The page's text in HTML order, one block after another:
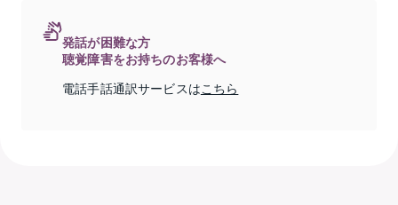
発話が困難な方
聴覚障害をお持ちのお客様へ
電話手話通訳サービスはこちら